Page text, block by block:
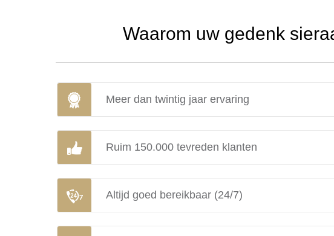
Waarom uw gedenk
Meer dan twintig jaar ervaring
Ruim 150.000 tevreden klanten
Altijd goed bereikbaar (24/7)